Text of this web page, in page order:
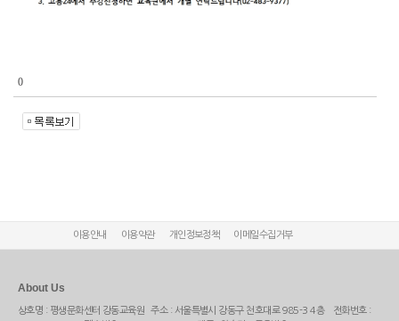
0
이용안내 이용약관 개인정보정책 이메일수집거부
About Us
상호명 : 평생문화센터 강동교육원 주소 : 서울특별시 강동구 천호대로 985-3 4층 전화번호 :